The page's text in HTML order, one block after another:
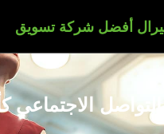
الاجتماعي